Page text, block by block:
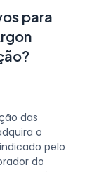
para
das
o
pelo
do